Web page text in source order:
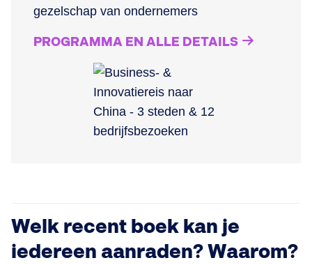
gezelschap van ondernemers
PROGRAMMA EN ALLE DETAILS
Welk recent boek kan je
iedereen aanraden? Waarom?